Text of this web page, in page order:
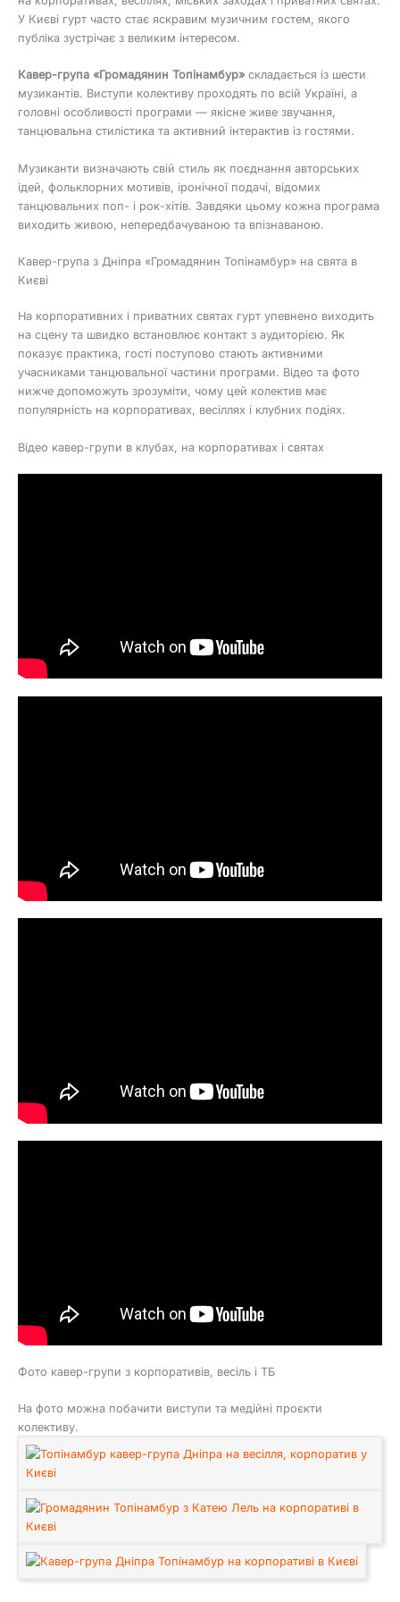
У Києві гурт часто стає яскравим музичним гостем, якого
публіка зустрічає з великим інтересом.
Кавер-група «Громадянин Топінамбур» складається із шести
музикантів. Виступи колективу проходять по всій Україні, а
головні особливості програми — якісне живе звучання,
танцювальна стилістика та активний інтерактив із гостями.
Музиканти визначають свій стиль як поєднання авторських
ідей, фольклорних мотивів, іронічної подачі, відомих
танцювальних поп- і рок-хітів. Завдяки цьому кожна програма
виходить живою, непередбачуваною та впізнаваною.
Кавер-група з Дніпра «Громадянин Топінамбур» на свята в
Києві
На корпоративних і приватних святах гурт упевнено виходить
на сцену та швидко встановлює контакт з аудиторією. Як
показує практика, гості поступово стають активними
учасниками танцювальної частини програми. Відео та фото
нижче допоможуть зрозуміти, чому цей колектив має
популярність на корпоративах, весіллях і клубних подіях.
Відео кавер-групи в клубах, на корпоративах і святах
Фото кавер-групи з корпоративів, весіль і ТБ
На фото можна побачити виступи та медійні проєкти
колективу.